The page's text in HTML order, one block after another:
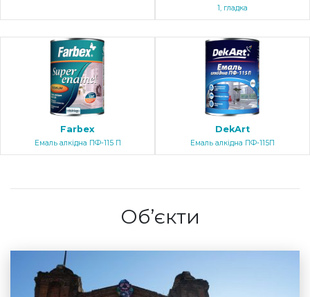
1, гладка
Farbex
Емаль алкідна ПФ-115 П
DekArt
Емаль алкідна ПФ-115П
Об’єкти